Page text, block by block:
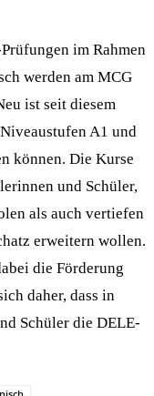
im Rahmen
werden am MCG
ist seit diesem
A1 und
können. Die Kurse
und Schüler,
als auch vertiefen
erweitern wollen.
die Förderung
daher, dass in
Schüler die DELE-